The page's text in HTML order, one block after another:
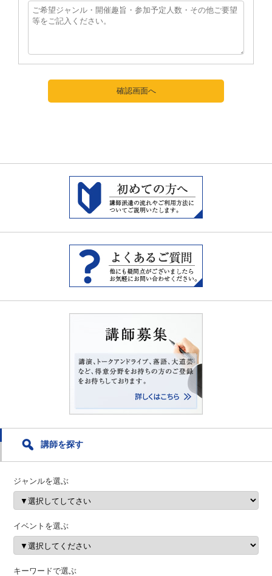
講師を探す
ジャンルを選ぶ
イベントを選ぶ
キーワードで選ぶ